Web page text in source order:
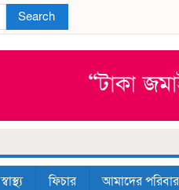
Search
স্বাস্থ্য ফিচার আমাদের পরিবার